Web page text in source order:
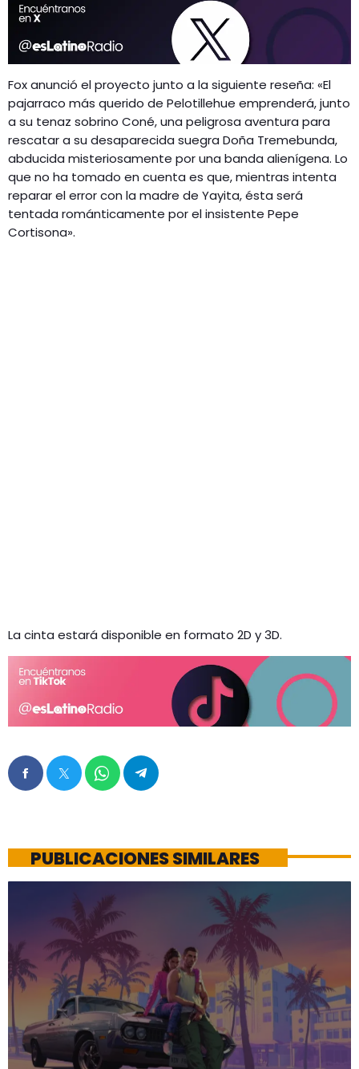
Fox anunció el proyecto junto a la siguiente reseña: «El
pajarraco más querido de Pelotillehue emprenderá, junto
a su tenaz sobrino Coné, una peligrosa aventura para
rescatar a su desaparecida suegra Doña Tremebunda,
abducida misteriosamente por una banda alienígena. Lo
que no ha tomado en cuenta es que, mientras intenta
reparar el error con la madre de Yayita, ésta será
tentada románticamente por el insistente Pepe
Cortisona».
La cinta estará disponible en formato 2D y 3D.
PUBLICACIONES SIMILARES